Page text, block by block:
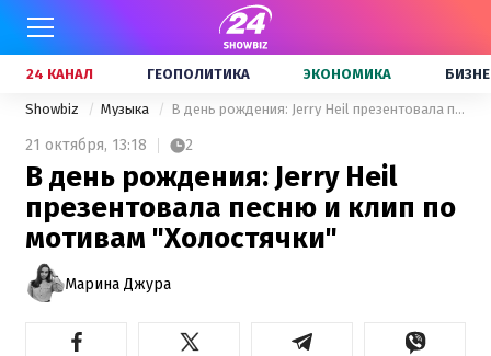
24 КАНАЛ ГЕОПОЛИТИКА ЭКОНОМИКА
Showbiz Музыка В день рождения: Jerry Heil презентовала песню и клип по мотивам "Холостячки"
21 октября, 13:18 2
В день рождения: Jerry Heil
презентовала песню и клип по
мотивам "Холостячки"
Марина Джура